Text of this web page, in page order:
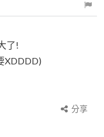
了!
XDDDD)
分享